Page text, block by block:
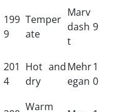
199
9
Temper
ate
Marv
dash
t
9
201
4
Hot and
dry
Mehr
egan
1
0
Warm